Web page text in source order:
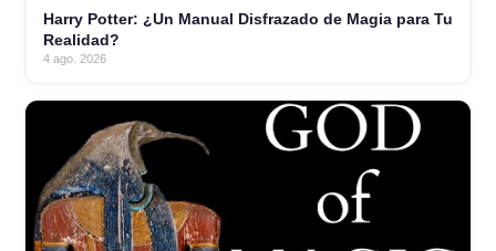
Harry Potter: ¿Un Manual Disfrazado de Magia para Tu
Realidad?
4 ago. 2026